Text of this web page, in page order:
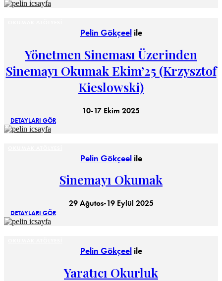
Pelin Gökçeelile
Yönetmen Sineması Üzerinden
Sinemayı Okumak Ekim’25 (Krzysztof
Kieslowski)
10-17 Ekim 2025
DETAYLARI GÖR
Pelin Gökçeelile
Sinemayı Okumak
29 Ağutos-19 Eylül 2025
DETAYLARI GÖR
Pelin Gökçeelile
Yaratıcı Okurluk